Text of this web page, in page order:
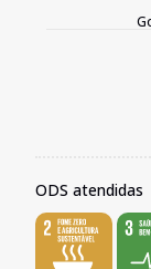
ODS atendidas